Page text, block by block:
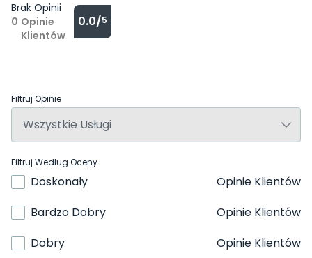
Brak Opinii
0 Opinie
Klientów
0.0/5
Filtruj Opinie
Filtruj Według Oceny
Doskonały
Opinie Klientów
Bardzo Dobry
Opinie Klientów
Dobry
Opinie Klientów